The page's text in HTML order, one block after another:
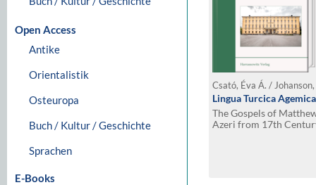
Open Access
Antike
Orientalistik
Osteuropa
Buch / Kultur / Geschichte
Sprachen
E-Books
Csató, Éva Á. /
Lingua Turcica Agemica
The Gospels of
Azeri from 17th